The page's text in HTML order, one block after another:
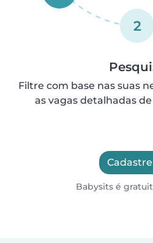
2
Filtre com base nas suas
as vagas detalhadas
Babysits é